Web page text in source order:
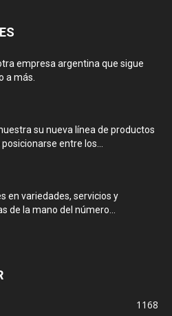
empresa argentina que sigue
a más.
su nueva línea de productos
entre los...
en variedades, servicios y
de la mano del número...
1168